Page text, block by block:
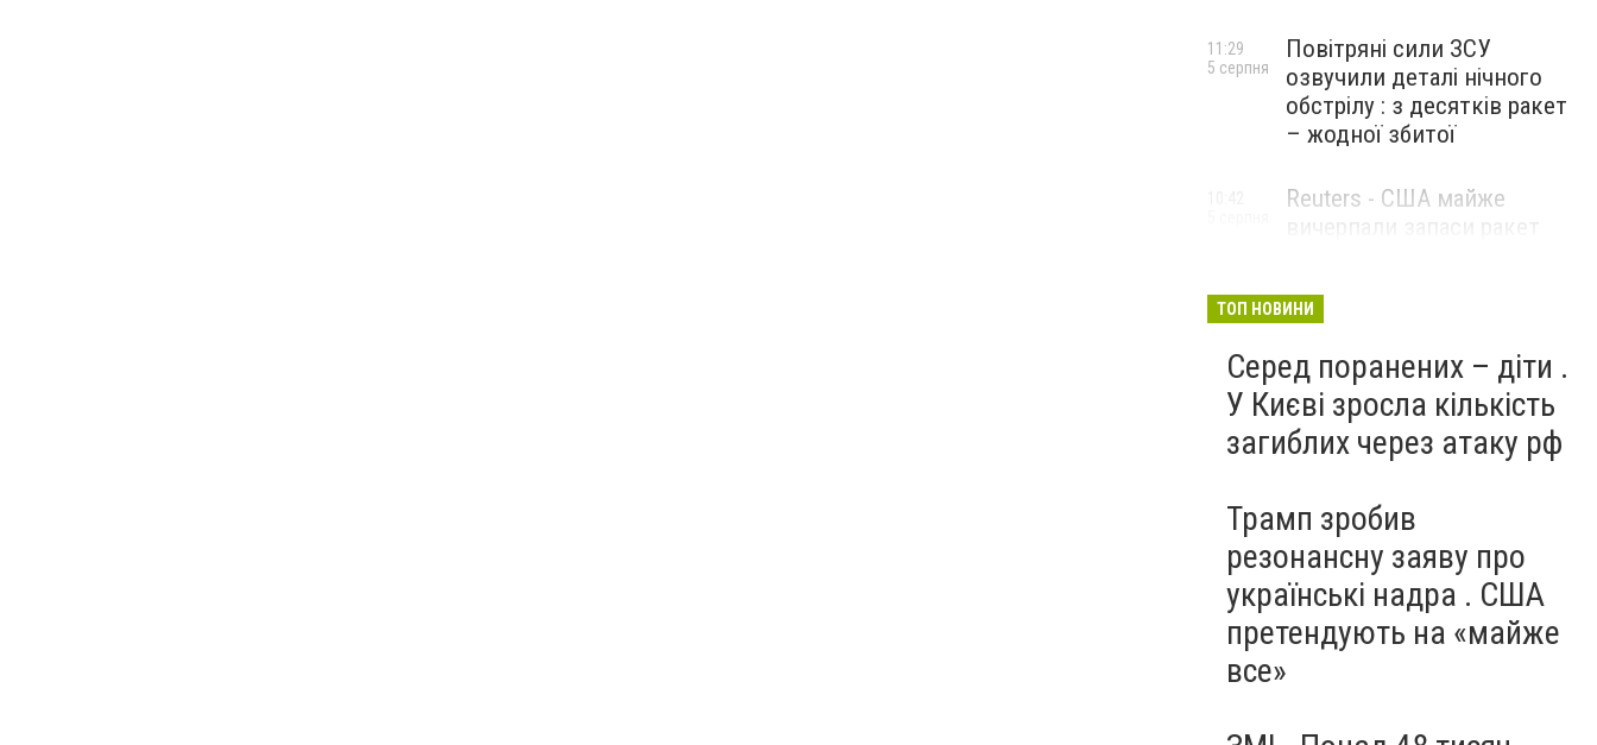
Повітряні сили ЗСУ
озвучили деталі нічного
обстрілу : з десятків ракет
– жодної збитої
11:29
5 серпня
Reuters - США майже
ТОП НОВИНИ
Серед поранених – діти .
У Києві зросла кількість
загиблих через атаку рф
Трамп зробив
резонансну заяву про
українські надра . США
претендують на «майже
все»